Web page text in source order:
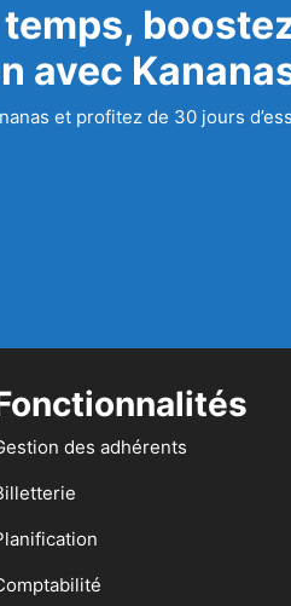
avec
et profitez de 30 jours
des adhérents